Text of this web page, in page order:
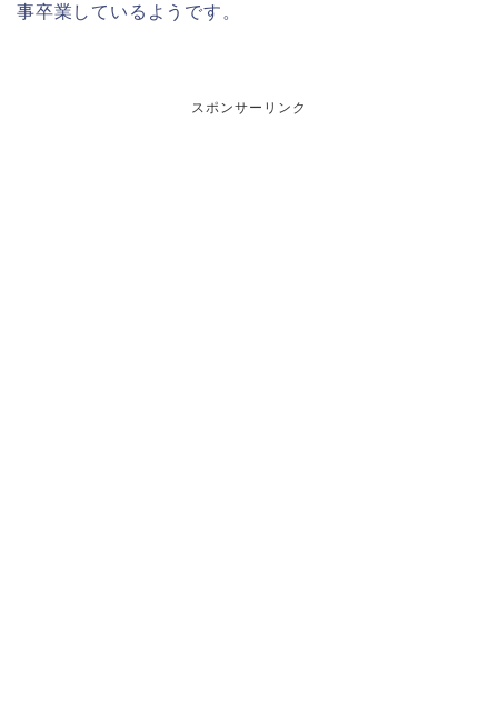
事卒業しているようです。
スポンサーリンク